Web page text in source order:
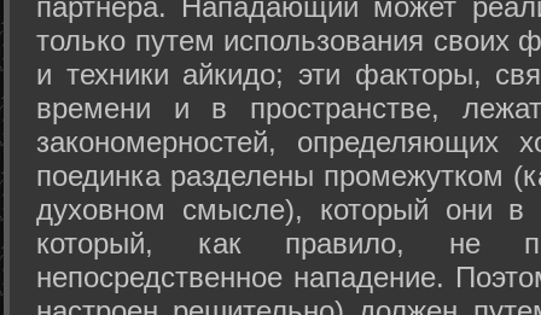
партнера. Нападающий может
только путем использования своих
и техники айкидо; эти факторы,
времени и в пространстве,
закономерностей, определяющих
поединка разделены промежутком
духовном смысле), который они в
который, как правило, не
непосредственное нападение.